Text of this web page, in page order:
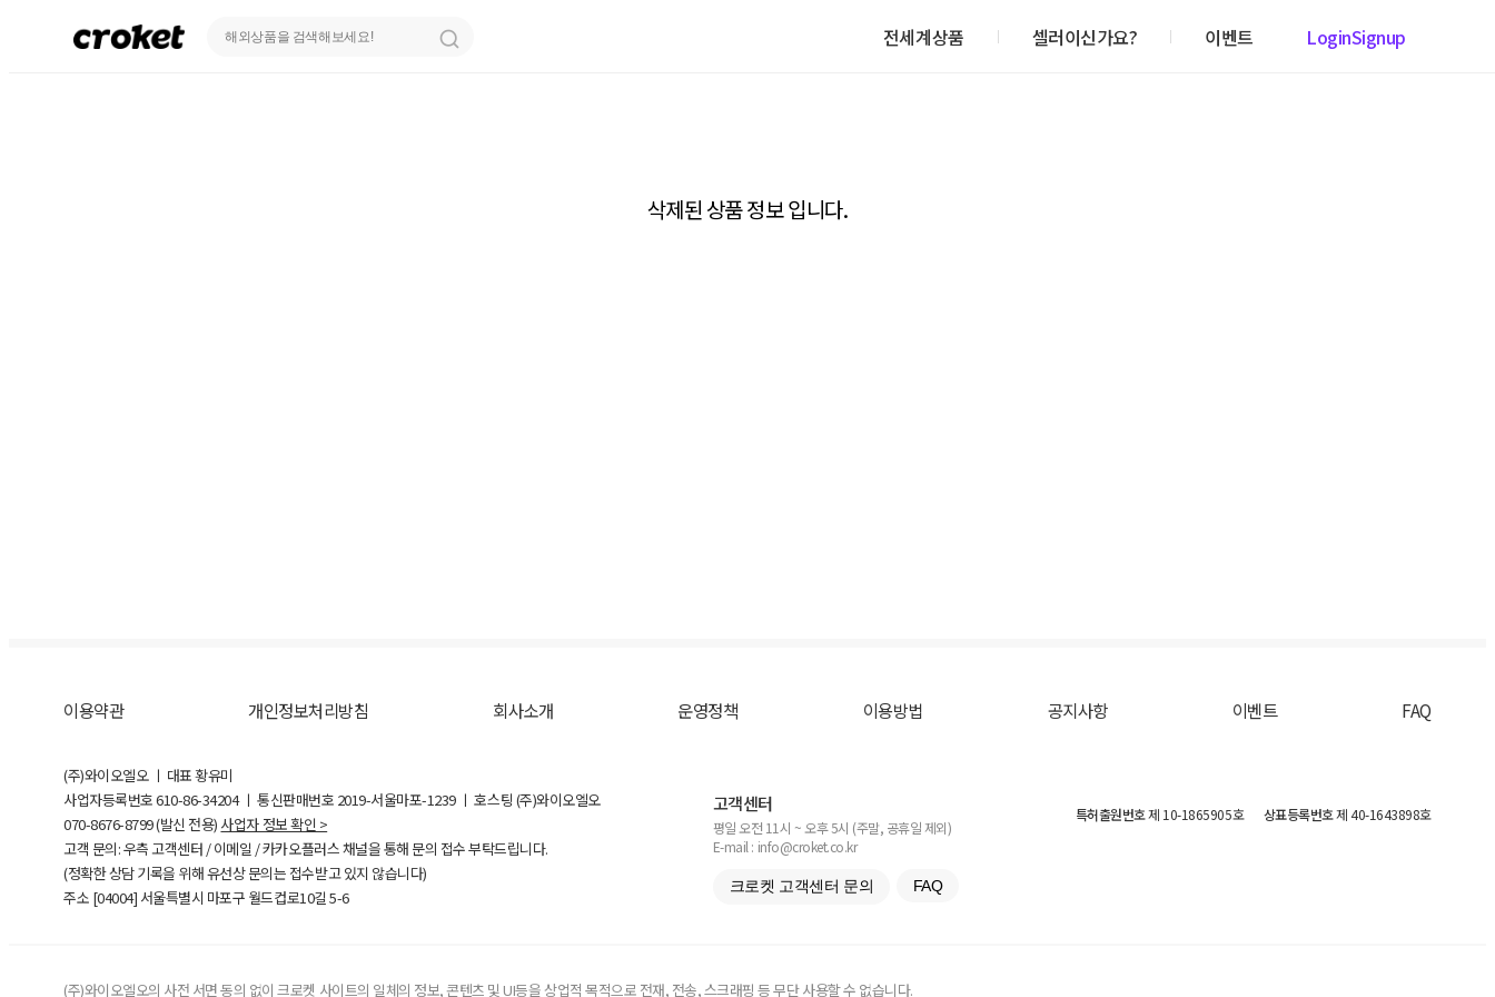
전세계상품 셀러이신가요? 이벤트 LoginSignup
삭제된 상품 정보 입니다.
이용약관 개인정보처리방침 회사소개 운영정책 이용방법 공지사항 이벤트 FAQ
(주)와이오엘오 ㅣ 대표 황유미
사업자등록번호610-86-34204ㅣ 통신판매번호 2019-서울마포-1239 ㅣ 호스팅 (주)와이오엘오
070-8676-8799 (발신 전용) 사업자 정보 확인 >
고객 문의: 우측 고객센터 / 이메일 / 카카오플러스 채널을 통해 문의 접수 부탁드립니다.
(정확한 상담 기록을 위해 유선상 문의는 접수받고 있지 않습니다)
주소 [04004] 서울특별시 마포구 월드컵로10길5-6
고객센터
평일 오전 11시 ~ 오후 5시 (주말, 공휴일 제외)
E-mail : info@croket.co.kr
크로켓 고객센터 문의 FAQ
특허출원번호제 10-1865905호 상표등록번호제 40-1643898호
(주)와이오엘오의 사전 서면 동의 없이 크로켓 사이트의 일체의 정보, 콘텐츠 및 UI등을 상업적 목적으로 전재, 전송, 스크래핑 등 무단 사용할 수 없습니다.